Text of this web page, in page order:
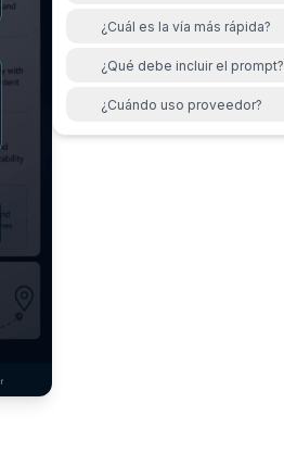
¿Cuál es la vía más rápida?
¿Qué debe incluir el prompt?
¿Cuándo uso proveedor?